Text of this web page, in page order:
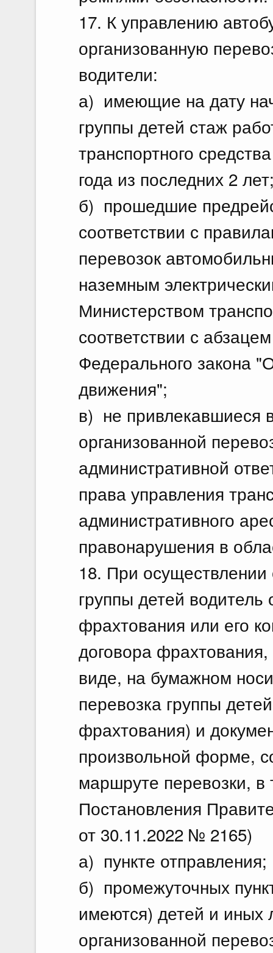
17. К управлению
организованную
водители:
а) имеющие на дату
группы детей стаж
транспортного
года из последних 2
б) прошедшие
соответствии с
перевозок
наземным
Министерством
соответствии с
Федерального закона
движения";
в) не привлекавшиеся
организованной
административной
права управления
административного
правонарушения в
18. При осуществлении
группы детей
фрахтования или его
договора
виде, на бумажном
перевозка группы
фрахтования) и
произвольной форме,
маршруте перевозки,
Постановления
от 30.11.2022 № 2165)
а) пункте отправления;
б) промежуточных
имеются) детей и иных
организованной